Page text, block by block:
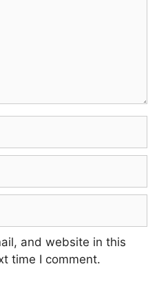
and website in this
time I comment.